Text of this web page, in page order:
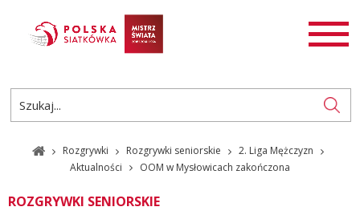
AKTUALNOŚCI
ROZGRYWKI
PL
EN
Rozgrywki Rozgrywki seniorskie
2. Liga Mężczyzn
Aktualności
OOM w Mysłowicach zakończona
ROZGRYWKI SENIORSKIE